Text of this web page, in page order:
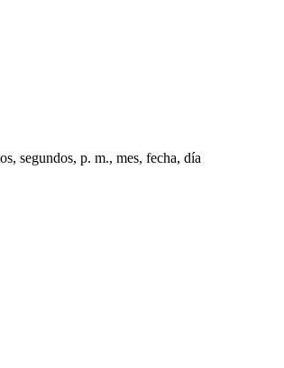
segundos, p. m., mes, fecha, día